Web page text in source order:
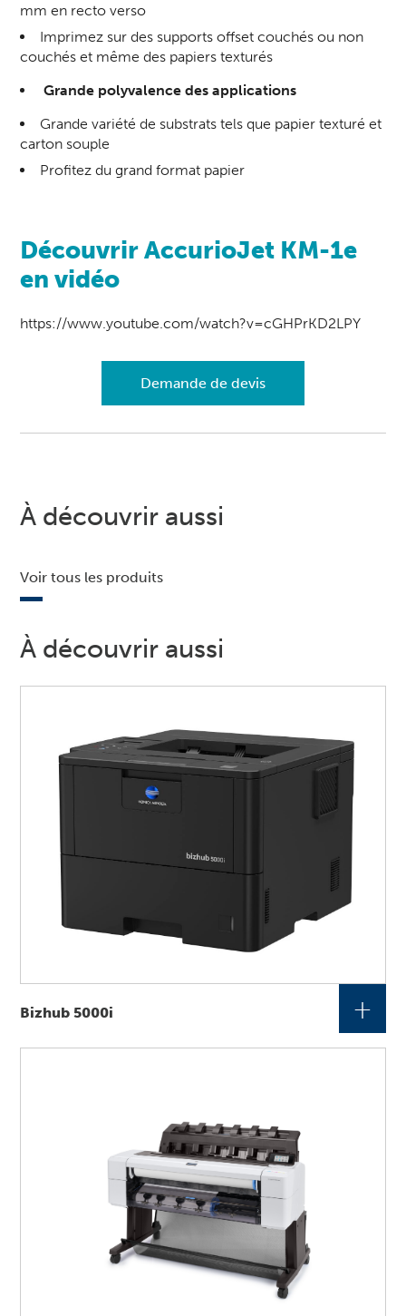
mm en recto verso
Imprimez sur des supports offset couchés ou non
couchés et même des papiers texturés
Grande polyvalence des applications
Grande variété de substrats tels que papier texturé et
carton souple
Profitez du grand format papier
Découvrir AccurioJet KM-1e
en vidéo
https://www.youtube.com/watch?v=cGHPrKD2LPY
Demande de devis
À découvrir aussi
Voir tous les produits
À découvrir aussi
Bizhub 5000i +